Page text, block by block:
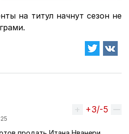
на титул начнут сезон не
Вверх
+3/-5